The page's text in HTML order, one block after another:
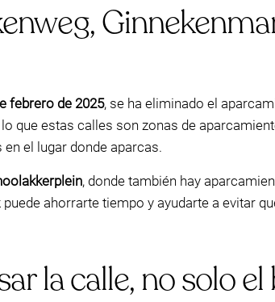
febrero de 2025, se ha eliminado el
que estas calles son zonas de
el lugar donde aparcas.
, donde también hay
ahorrarte tiempo y ayudarte a evitar
la calle, no solo el